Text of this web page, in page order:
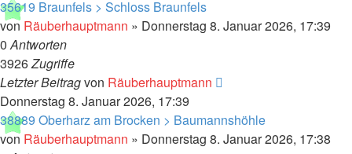
35619 Braunfels > Schloss Braunfels
von Räuberhauptmann » Donnerstag 8. Januar 2026, 17:39
0Antworten
3926Zugriffe
Letzter Beitragvon Räuberhauptmann
Donnerstag 8. Januar 2026, 17:39
38889 Oberharz am Brocken > Baumannshöhle
von Räuberhauptmann » Donnerstag 8. Januar 2026, 17:38